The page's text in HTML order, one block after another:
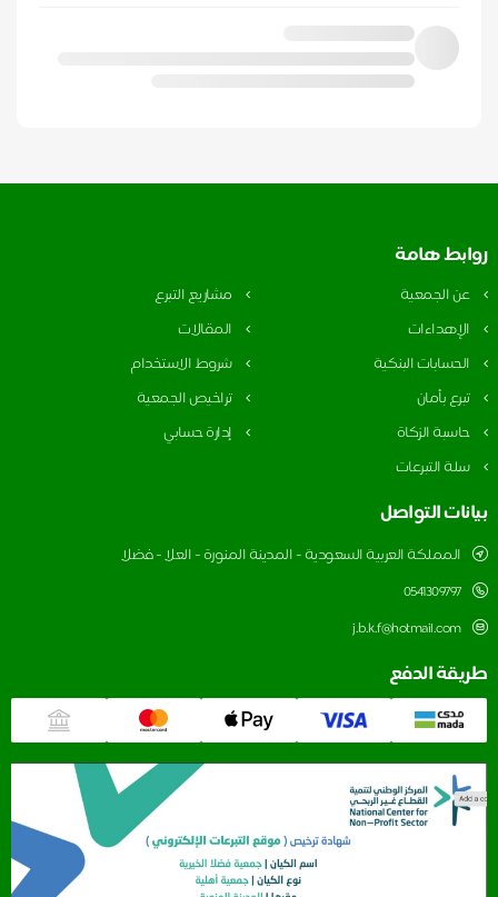
روابط هامة
عن الجمعية
مشاريع التبرع
الإهداءات
المقالات
الحسابات البنكية
شروط الاستخدام
تبرع بأمان
تراخيص الجمعية
حاسبة الزكاة
إدارة حسابي
سلة التبرعات
بيانات التواصل
المملكة العربية السعودية - المدينة المنورة - العلا - فضلا
0541309797
j.b.k.f@hotmail.com
طريقة الدفع